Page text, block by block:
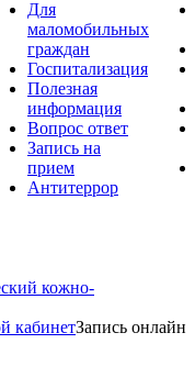
Для
маломобильных
граждан
Госпитализация
Полезная
информация
Вопрос ответ
Запись на
прием
Антитеррор
Запись онлайн
кабинет